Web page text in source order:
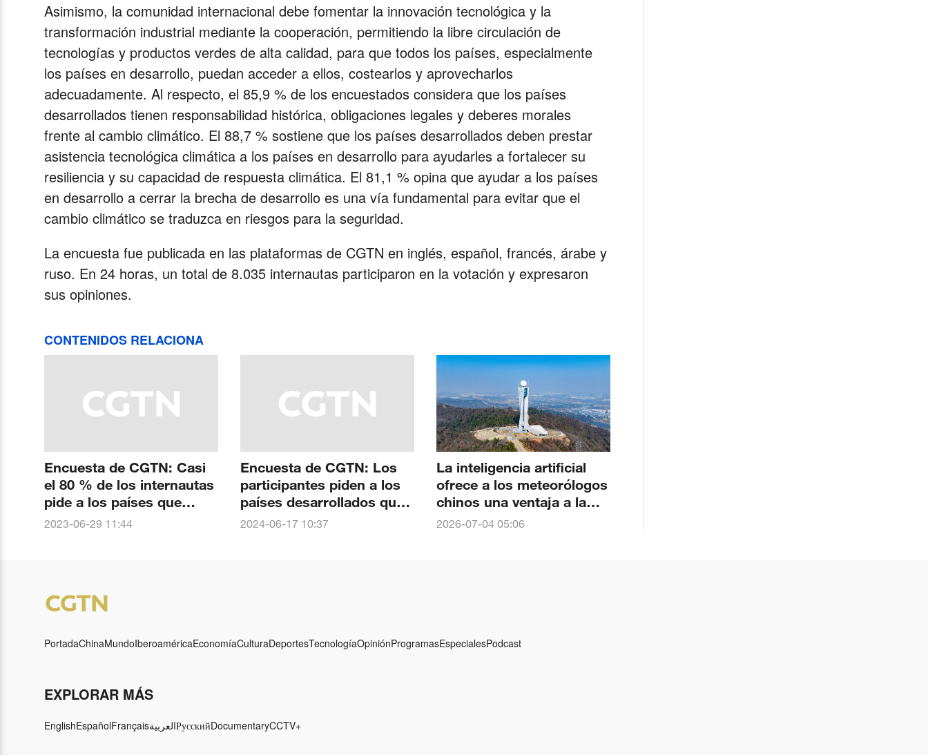
Asimismo, la comunidad internacional debe fomentar la innovación tecnológica y la
transformación industrial mediante la cooperación, permitiendo la libre circulación de
tecnologías y productos verdes de alta calidad, para que todos los países, especialmente
los países en desarrollo, puedan acceder a ellos, costearlos y aprovecharlos
adecuadamente. Al respecto, el 85,9 % de los encuestados considera que los países
desarrollados tienen responsabilidad histórica, obligaciones legales y deberes morales
frente al cambio climático. El 88,7 % sostiene que los países desarrollados deben prestar
asistencia tecnológica climática a los países en desarrollo para ayudarles a fortalecer su
resiliencia y su capacidad de respuesta climática. El 81,1 % opina que ayudar a los países
en desarrollo a cerrar la brecha de desarrollo es una vía fundamental para evitar que el
cambio climático se traduzca en riesgos para la seguridad.
La encuesta fue publicada en las plataformas de CGTN en inglés, español, francés, árabe y
ruso. En 24 horas, un total de 8.035 internautas participaron en la votación y expresaron
sus opiniones.
CONTENIDOS RELACIONA
Encuesta de CGTN: Casi
el 80 % de los internautas
pide a los países que
cooperen para hacer
2023-06-29 11:44
Encuesta de CGTN: Los
participantes piden a los
países desarrollados que
asuman más
2024-06-17 10:37
La inteligencia artificial
ofrece a los meteorólogos
chinos una ventaja a la
hora de prever fenómenos
2026-07-04 05:06
PortadaChinaMundoIberoaméricaEconomíaCulturaDeportesTecnologíaOpiniónProgramasEspecialesPodcast
EXPLORAR MÁS
EnglishEspañolFrançaisالعربيةРусскийDocumentaryCCTV+